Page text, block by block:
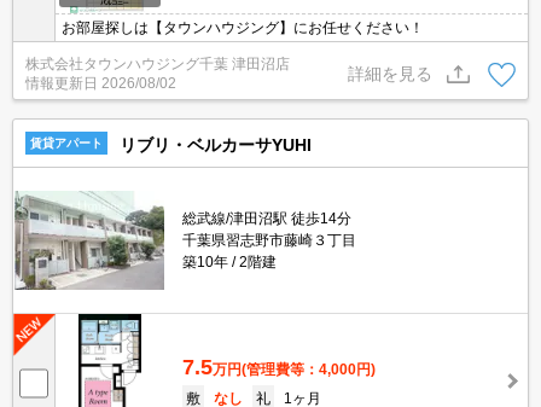
お部屋探しは【タウンハウジング】にお任せください！
株式会社タウンハウジング千葉 津田沼店
情報更新日 2026/08/02
詳細を見る
賃貸アパート リブリ・ベルカーサYUHI
総武線/津田沼駅 徒歩14分
千葉県習志野市藤崎３丁目
築10年
2階建
7.5万円(管理費等：4,000円)
敷
なし 礼
1ヶ月